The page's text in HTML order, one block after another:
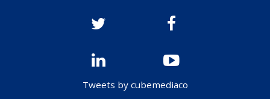
Tweets by cubemediaco